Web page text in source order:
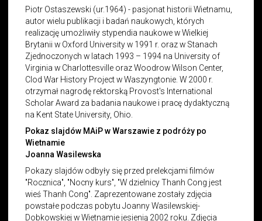
Piotr Ostaszewski (ur.1964) - pasjonat historii Wietnamu,
autor wielu publikacji i badań naukowych, których
realizację umożliwiły stypendia naukowe w Wielkiej
Brytanii w Oxford University w 1991 r. oraz w Stanach
Zjednoczonych w latach 1993 – 1994 na University of
Virginia w Charlottesville oraz Woodrow Wilson Center,
Clod War History Project w Waszyngtonie. W 2000 r.
otrzymał nagrodę rektorską Provost's International
Scholar Award za badania naukowe i pracę dydaktyczną
na Kent State University, Ohio.
Pokaz slajdów MAiP w Warszawie z podróży po
Wietnamie
Joanna Wasilewska
Pokazy slajdów odbyły się przed prelekcjami filmów
"Rocznica", "Nocny kurs", "W dzielnicy Thanh Cong jest
wieś Thanh Cong". Zaprezentowane zostały zdjęcia
powstałe podczas pobytu Joanny Wasilewskiej-
Dobkowskiej w Wietnamie jesienią 2002 roku. Zdjęcia